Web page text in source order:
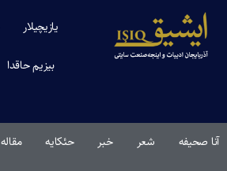
یازیچیلار
بیزیم حاقدا
آنا صحیفه شعر خبر حئکایه مقاله‌